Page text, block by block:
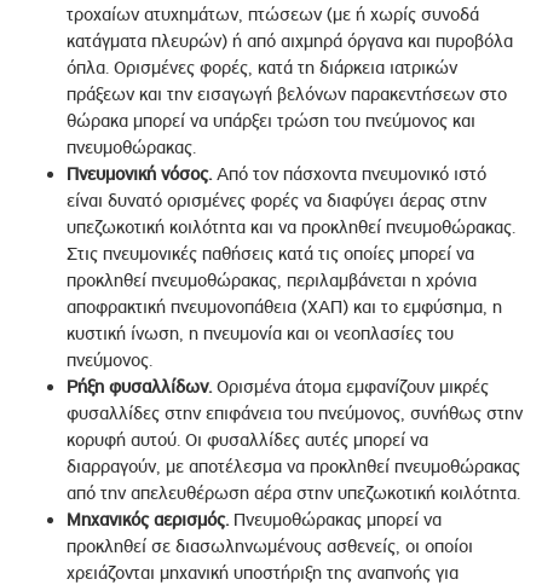
τροχαίων ατυχημάτων, πτώσεων (με ή χωρίς συνοδά
κατάγματα πλευρών) ή από αιχμηρά όργανα και πυροβόλα
όπλα. Ορισμένες φορές, κατά τη διάρκεια ιατρικών
πράξεων και την εισαγωγή βελόνων παρακεντήσεων στο
θώρακα μπορεί να υπάρξει τρώση του πνεύμονος και
πνευμοθώρακας.
Πνευμονική νόσος.Από τον πάσχοντα πνευμονικό ιστό
είναι δυνατό ορισμένες φορές να διαφύγει άερας στην
υπεζωκοτική κοιλότητα και να προκληθεί πνευμοθώρακας.
Στις πνευμονικές παθήσεις κατά τις οποίες μπορεί να
προκληθεί πνευμοθώρακας, περιλαμβάνεται η χρόνια
αποφρακτική πνευμονοπάθεια (ΧΑΠ) και το εμφύσημα, η
κυστική ίνωση, η πνευμονία και οι νεοπλασίες του
πνεύμονος.
Ρήξη φυσαλλίδων.Ορισμένα άτομα εμφανίζουν μικρές
φυσαλλίδες στην επιφάνεια του πνεύμονος, συνήθως στην
κορυφή αυτού. Οι φυσαλλίδες αυτές μπορεί να
διαρραγούν, με αποτέλεσμα να προκληθεί πνευμοθώρακας
από την απελευθέρωση αέρα στην υπεζωκοτική κοιλότητα.
Μηχανικός αερισμός. Πνευμοθώρακας μπορεί να
προκληθεί σε διασωληνωμένους ασθενείς, οι οποίοι
χρειάζονται μηχανική υποστήριξη της αναπνοής για